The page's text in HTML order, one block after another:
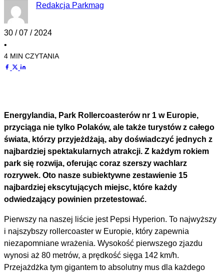
Redakcja Parkmag
30 / 07 / 2024
•
4 MIN CZYTANIA
Energylandia, Park Rollercoasterów nr 1 w Europie,
przyciąga nie tylko Polaków, ale także turystów z całego
świata, którzy przyjeżdżają, aby doświadczyć jednych z
najbardziej spektakularnych atrakcji. Z każdym rokiem
park się rozwija, oferując coraz szerszy wachlarz
rozrywek. Oto nasze subiektywne zestawienie 15
najbardziej ekscytujących miejsc, które każdy
odwiedzający powinien przetestować.
Pierwszy na naszej liście jest Pepsi Hyperion. To najwyższy
i najszybszy rollercoaster w Europie, który zapewnia
niezapomniane wrażenia. Wysokość pierwszego zjazdu
wynosi aż 80 metrów, a prędkość sięga 142 km/h.
Przejażdżka tym gigantem to absolutny mus dla każdego